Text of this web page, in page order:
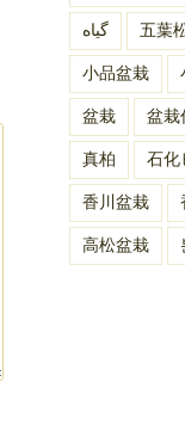
گیاه 五葉
小品盆栽
盆栽 盆栽
真柏 石化
香川盆栽
高松盆栽